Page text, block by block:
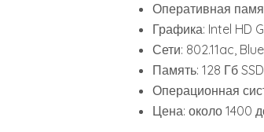
Оперативная
Графика: Intel HD
Сети: 802.11ac,
Память: 128 Гб SSD
Операционная
Цена: около 1400